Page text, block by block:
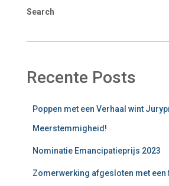
Search
Recente Posts
Poppen met een Verhaal wint
Meerstemmigheid!
Nominatie Emancipatieprijs 2023
Zomerwerking afgesloten met een